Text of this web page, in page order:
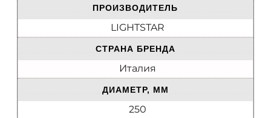
ПРОИЗВОДИТЕЛЬ
LIGHTSTAR
СТРАНА БРЕНДА
Италия
ДИАМЕТР, ММ
250